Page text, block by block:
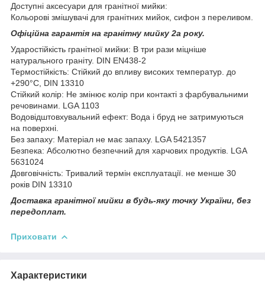
Доступні аксесуари для гранітної мийки:
Кольорові змішувачі для гранітних мийок, сифон з переливом.
Офіційна гарантія на гранітну мийку 2а року.
Ударостійкість гранітної мийки: В три рази міцніше
натурального граніту. DIN EN438-2
Термостійкість: Стійкий до впливу високих температур. до
+290°C, DIN 13310
Стійкий колір: Не змінює колір при контакті з фарбувальними
речовинами. LGA 1103
Водовідштовхувальний ефект: Вода і бруд не затримуються
на поверхні.
Без запаху: Матеріал не має запаху. LGA 5421357
Безпека: Абсолютно безпечний для харчових продуктів. LGA
5631024
Довговічність: Тривалий термін експлуатації. не менше 30
років DIN 13310
Доставка гранітної мийки в будь-яку точку України, без
передоплат.
Приховати
Характеристики